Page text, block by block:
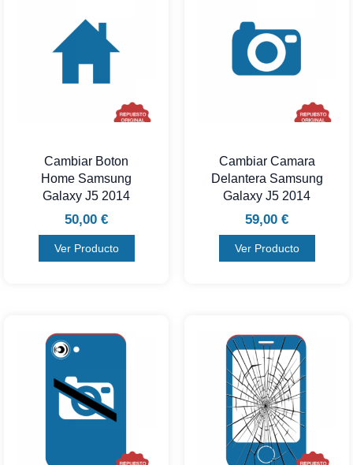
Cambiar Boton
Home Samsung
Galaxy J5 2014
50,00 €
Ver Producto
Cambiar Camara
Delantera Samsung
Galaxy J5 2014
59,00 €
Ver Producto